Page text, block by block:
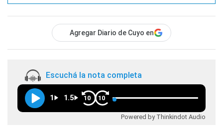
Agregar Diario de Cuyo en
Escuchá la nota completa
1 1.5 10 10
Powered by Thinkindot Audio